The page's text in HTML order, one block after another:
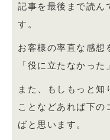
記事を最後まで読ん
す。
お客様の率直な感想
「役に立たなかった
また、もしもっと知
ことなどあれば下の
ばと思います。